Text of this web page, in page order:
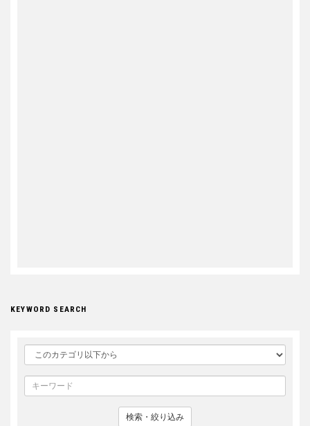
KEYWORD SEARCH
検索・絞り込み